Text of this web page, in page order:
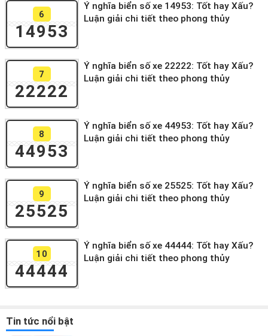
6
14953
Ý nghĩa biển số xe 14953: Tốt hay Xấu?
Luận giải chi tiết theo phong thủy
7
22222
Ý nghĩa biển số xe 22222: Tốt hay Xấu?
Luận giải chi tiết theo phong thủy
8
44953
Ý nghĩa biển số xe 44953: Tốt hay Xấu?
Luận giải chi tiết theo phong thủy
9
25525
Ý nghĩa biển số xe 25525: Tốt hay Xấu?
Luận giải chi tiết theo phong thủy
10
44444
Ý nghĩa biển số xe 44444: Tốt hay Xấu?
Luận giải chi tiết theo phong thủy
Tin tức nổi bật